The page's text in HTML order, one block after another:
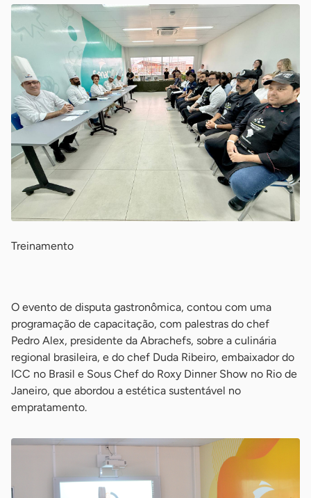
Treinamento
O evento de disputa gastronômica, contou com uma
programação de capacitação, com palestras do chef
Pedro Alex, presidente da Abrachefs, sobre a culinária
regional brasileira, e do chef Duda Ribeiro, embaixador do
ICC no Brasil e Sous Chef do Roxy Dinner Show no Rio de
Janeiro, que abordou a estética sustentável no
empratamento.